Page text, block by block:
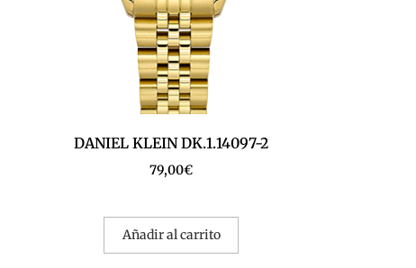
DANIEL KLEIN DK.1.14097-2
79,00€
Añadir al carrito